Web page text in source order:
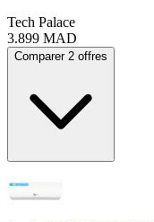
Tech Palace
3.899 MAD
Comparer 2 offres